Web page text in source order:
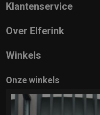
Klantenservice
Over Elferink
Winkels
Onze winkels